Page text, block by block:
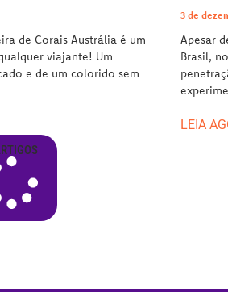
de Corais Austrália é um
viajante! Um
e de um colorido sem
3 de
Apesar
Brasil,
LEIA